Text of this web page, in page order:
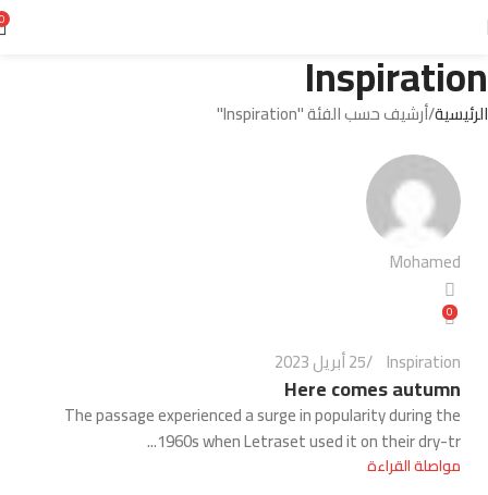
Inspiration
الرئيسية أرشيف حسب الفئة "Inspiration"
Mohamed
0
Inspiration 25 أبريل 2023
Here comes autumn
The passage experienced a surge in popularity during the
1960s when Letraset used it on their dry-tr...
مواصلة القراءة